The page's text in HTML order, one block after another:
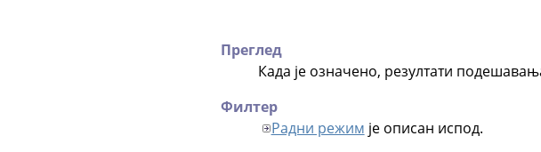
Преглед
Када је означено, резултати
Филтер
Радни режим је описан испод.